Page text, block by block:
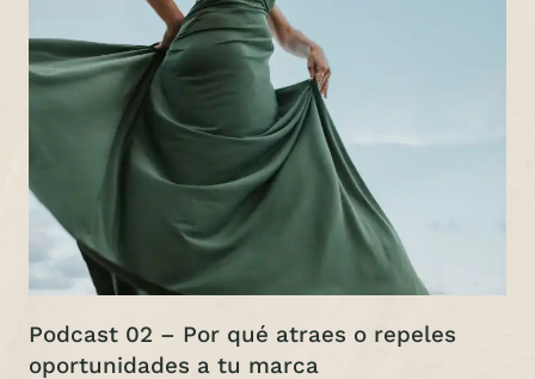
Podcast 02 – Por qué atraes o repeles
oportunidades a tu marca